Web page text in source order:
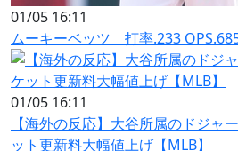
01/05 16:11
ムーキーベッツ 打率.233
01/05 16:11
【海外の反応】大谷所属のドジャ
ット更新料大幅値上げ【MLB】